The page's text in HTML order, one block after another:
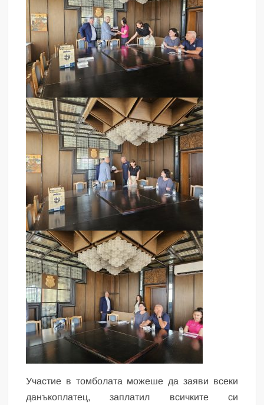
Участие в томболата можеше да заяви всеки
данъкоплатец, заплатил всичките си